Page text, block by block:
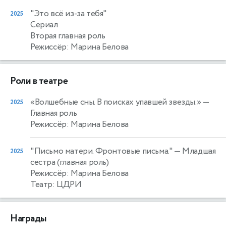
2025
"Это всё из-за тебя"
Сериал
Вторая главная роль
Режиссёр: Марина Белова
Роли в театре
2025 «Волшебные сны. В поисках упавшей звезды.» —
Главная роль
Режиссёр: Марина Белова
2025 "Письмо матери. Фронтовые письма." — Младшая
сестра (главная роль)
Режиссёр: Марина Белова
Театр: ЦДРИ
Награды